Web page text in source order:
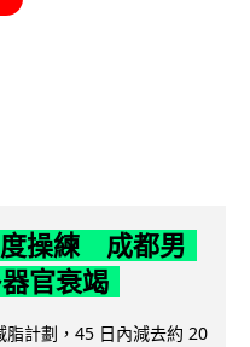
度操練 成都男
官衰竭
計劃，45 日內減去約 20